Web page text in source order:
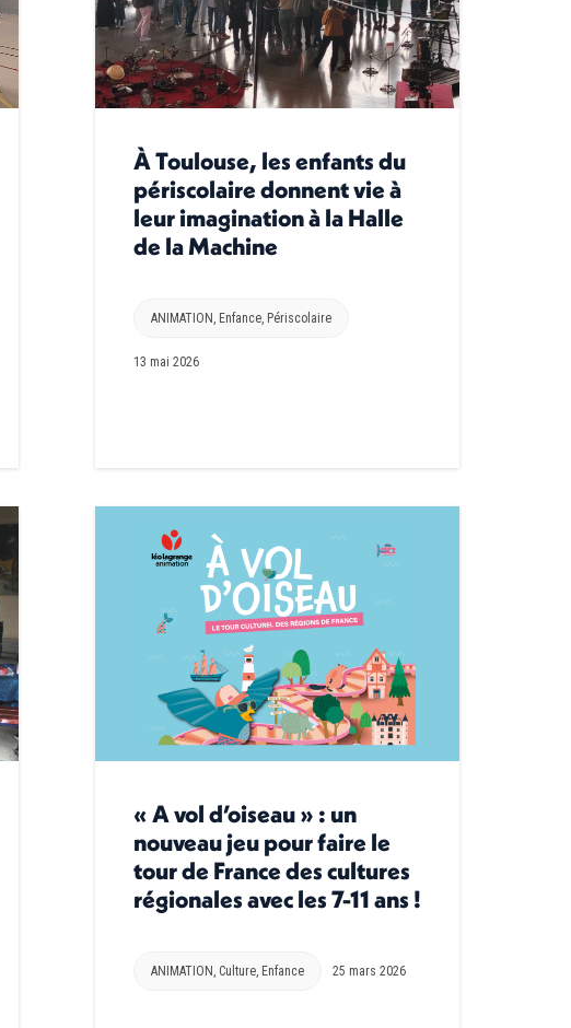
À Toulouse, les enfants du
périscolaire donnent vie à
leur imagination à la Halle
de la Machine
ANIMATION Enfance, Périscolaire
13 mai 2026
« A vol d’oiseau » : un
nouveau jeu pour faire le
tour de France des cultures
régionales avec les 7-11 ans !
ANIMATION , Culture, Enfance 25 mars 2026